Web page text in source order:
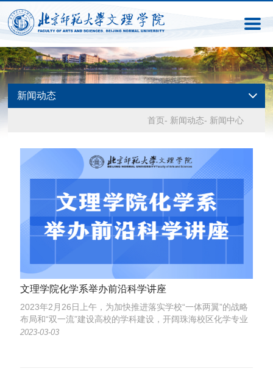
新闻动态
首页- 新闻动态- 新闻中心
文理学院化学系举办前沿科学讲座
2023年2月26日上午，为加快推进落实学校“一体两翼”的战略
布局和“双一流”建设高校的学科建设，开阔珠海校区化学专业
学生视野，提升学科知识交叉和融合素养，特邀请北京师范大
2023-03-03